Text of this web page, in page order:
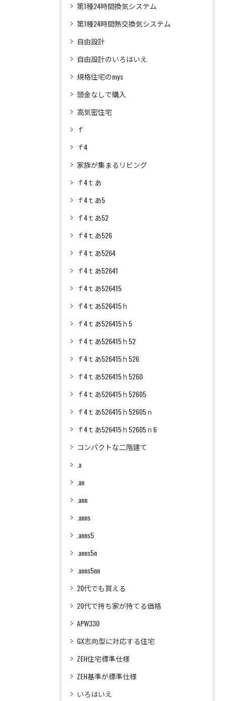
第1種24時間換気システム
第1種24時間熱交換気システム
自由設計
自由設計のいろはいえ
規格住宅のmys
頭金なしで購入
高気密住宅
ｆ
ｆ4
家族が集まるリビング
ｆ4ｔあ
ｆ4ｔあ5
ｆ4ｔあ52
ｆ4ｔあ526
ｆ4ｔあ5264
ｆ4ｔあ52641
ｆ4ｔあ526415
ｆ4ｔあ526415ｈ
ｆ4ｔあ526415ｈ5
ｆ4ｔあ526415ｈ52
ｆ4ｔあ526415ｈ526
ｆ4ｔあ526415ｈ5260
ｆ4ｔあ526415ｈ52605
ｆ4ｔあ526415ｈ52605ｎ
ｆ4ｔあ526415ｈ52605ｎ6
コンパクトな二階建て
.a
.an
.ann
.anns
.anns5
.anns5n
.anns5nn
20代でも買える
20代で持ち家が持てる価格
APW330
GX志向型に対応する住宅
ZEH住宅標準仕様
ZEH基準が標準仕様
いろはいえ